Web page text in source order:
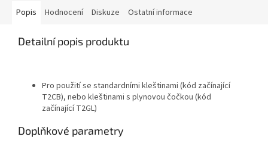
Popis Hodnocení Diskuze Ostatní informace
Detailní popis produktu
Pro použití se standardními kleštinami (kód začínající
T2CB), nebo kleštinami s plynovou čočkou (kód
začínajícíT2GL)
Doplňkové parametry